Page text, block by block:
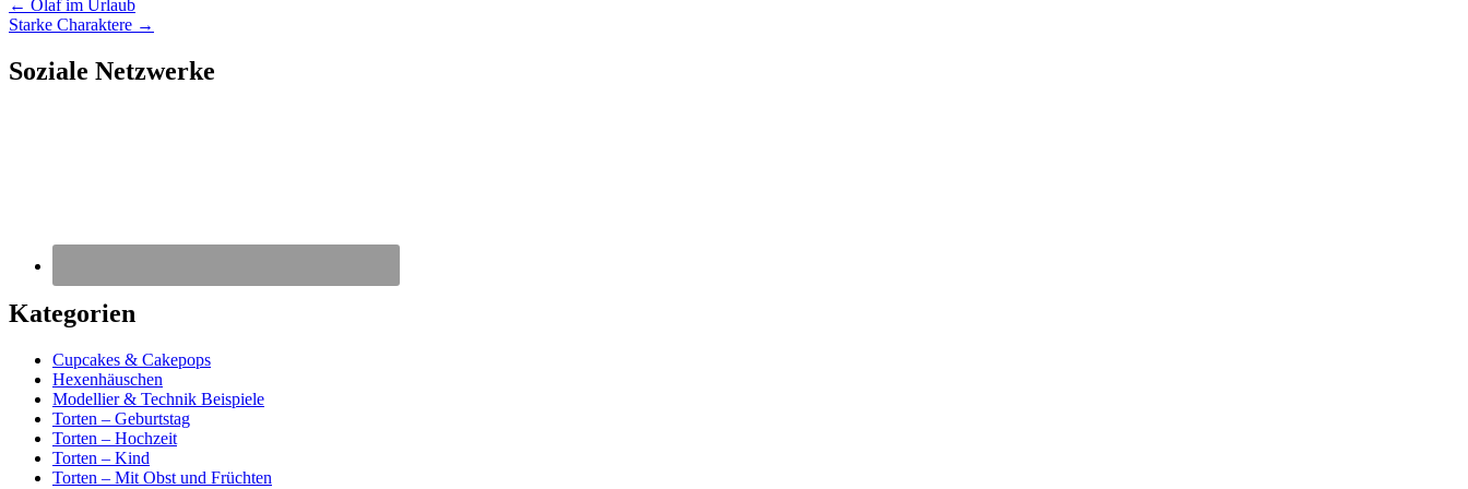
← Olaf im Urlaub
Starke Charaktere →
Soziale Netzwerke
Kategorien
Cupcakes & Cakepops
Hexenhäuschen
Modellier & Technik Beispiele
Torten – Geburtstag
Torten – Hochzeit
Torten – Kind
Torten – Mit Obst und Früchten